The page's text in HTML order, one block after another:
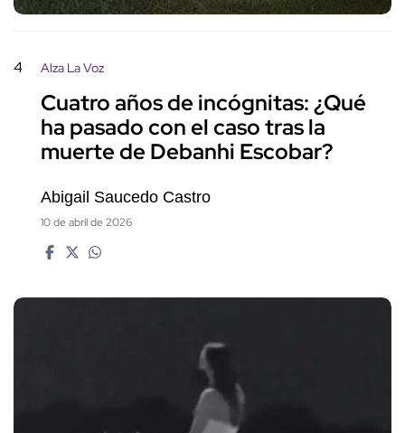
4 Alza La Voz
Cuatro años de incógnitas: ¿Qué
ha pasado con el caso tras la
muerte de Debanhi Escobar?
Abigail Saucedo Castro
10 de abril de 2026